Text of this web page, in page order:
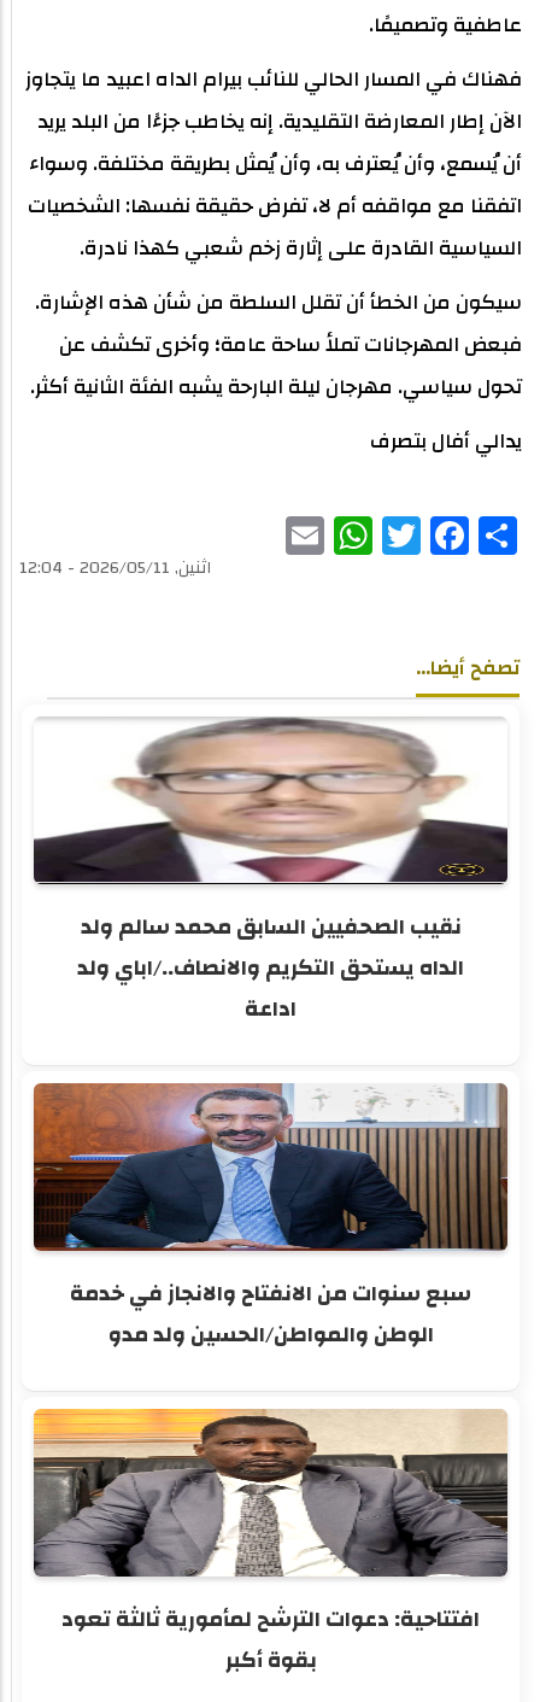
عاطفية وتصميمًا.
فهناك في المسار الحالي للنائب بيرام الداه اعبيد ما يتجاوز
الآن إطار المعارضة التقليدية. إنه يخاطب جزءًا من البلد يريد
أن يُسمع، وأن يُعترف به، وأن يُمثل بطريقة مختلفة. وسواء
اتفقنا مع مواقفه أم لا، تفرض حقيقة نفسها: الشخصيات
السياسية القادرة على إثارة زخم شعبي كهذا نادرة.
سيكون من الخطأ أن تقلل السلطة من شأن هذه الإشارة.
فبعض المهرجانات تملأ ساحة عامة؛ وأخرى تكشف عن
تحول سياسي. مهرجان ليلة البارحة يشبه الفئة الثانية أكثر.
يدالي أفال بتصرف
Share
Facebook
Twitter
WhatsAppاثنين, 2026/05/11 - 12:04
تصفح أيضا...
نقيب الصحفيين السابق محمد سالم ولد
الداه يستحق التكريم والانصاف../اباي ولد
اداعة
سبع سنوات من الانفتاح والانجاز في خدمة
الوطن والمواطن/الحسين ولد مدو
افتتاحية: دعوات الترشح لمأمورية ثالثة تعود
بقوة أكبر